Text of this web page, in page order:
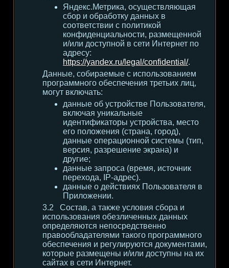
Яндекс.Метрика, осуществляющая
сбор и обработку данных в
соответствии с политикой
конфиденциальности, размещенной
и/или доступной в сети Интернет по
адресу:
https://yandex.ru/legal/confidential/.
Данные, собираемые с использованием
программного обеспечения третьих лиц,
могут включать:
данные об устройстве Пользователя,
включая уникальные
идентификаторы устройства, место
его положения (страна, город),
данные операционной системы (тип,
версия, разрешение экрана) и
другие;
данные запроса (время, источник
перехода, IP-адрес).
данные о действиях Пользователя в
Приложении.
Состав, а также условия сбора и
использования обезличенных данных
определяются непосредственно
правообладателями такого программного
обеспечения и регулируются документами,
которые размещены и/или доступны на их
сайтах в сети Интернет.